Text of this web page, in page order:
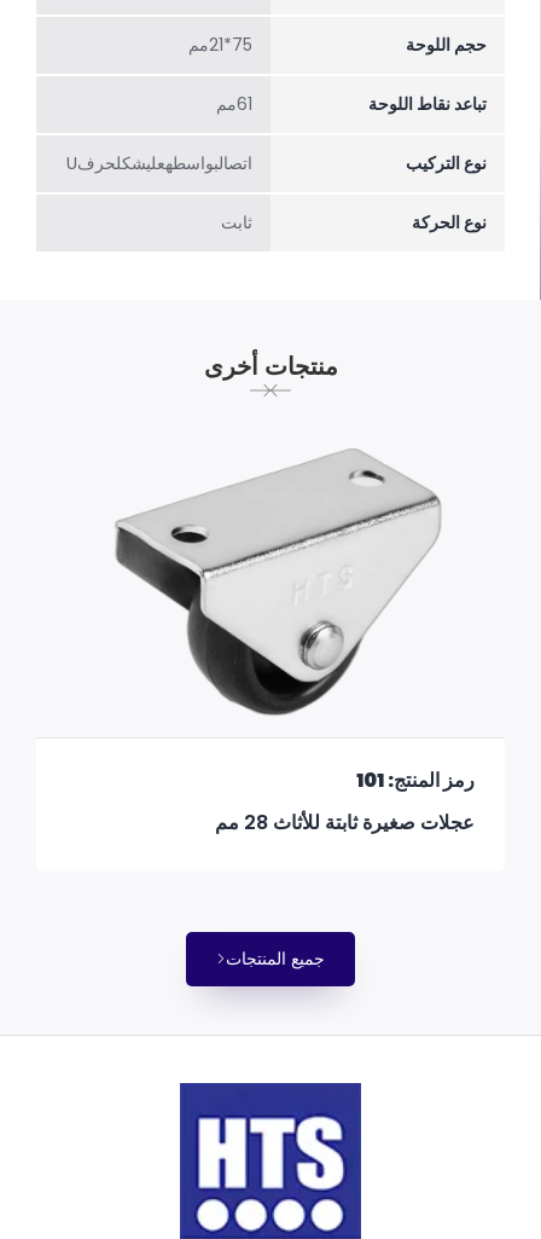
حجم اللوحة 75*21مم
تباعد نقاط اللوحة 61مم
نوع التركيب اتصالبواسطهعلیشکلحرفU
نوع الحركة ثابت
منتجات أخرى
رمز المنتج: 101
عجلات صغيرة ثابتة للأثاث 28 مم
جميع المنتجات